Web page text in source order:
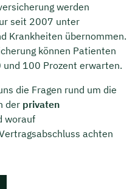
werden
seit 2007 unter
Krankheiten übernommen.
können Patienten
und 100 Prozent erwarten.
die Fragen rund um die
der privaten
worauf
achten